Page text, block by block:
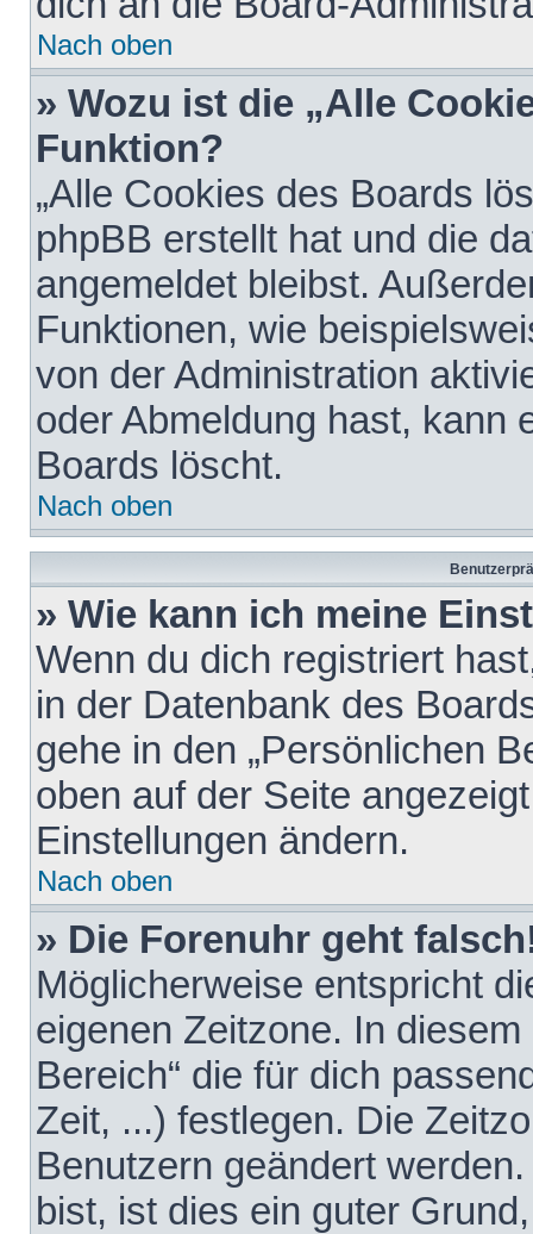
Nach oben
» Wozu ist die „Alle
Funktion?
„Alle Cookies des Boards
phpBB erstellt hat und die
angemeldet bleibst.
Funktionen, wie
von der Administration
oder Abmeldung hast, kann
Boards löscht.
Nach oben
» Wie kann ich meine
Wenn du dich registriert
in der Datenbank des
gehe in den „Persönlichen
oben auf der Seite
Einstellungen ändern.
Nach oben
» Die Forenuhr geht
Möglicherweise entspricht
eigenen Zeitzone. In
Bereich“ die für dich
Zeit, ...) festlegen. Die
Benutzern geändert
bist, ist dies ein guter